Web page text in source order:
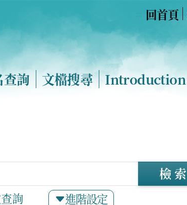
回首頁
查詢 文檔搜尋 Introduction
詢 進階設定
檢 索